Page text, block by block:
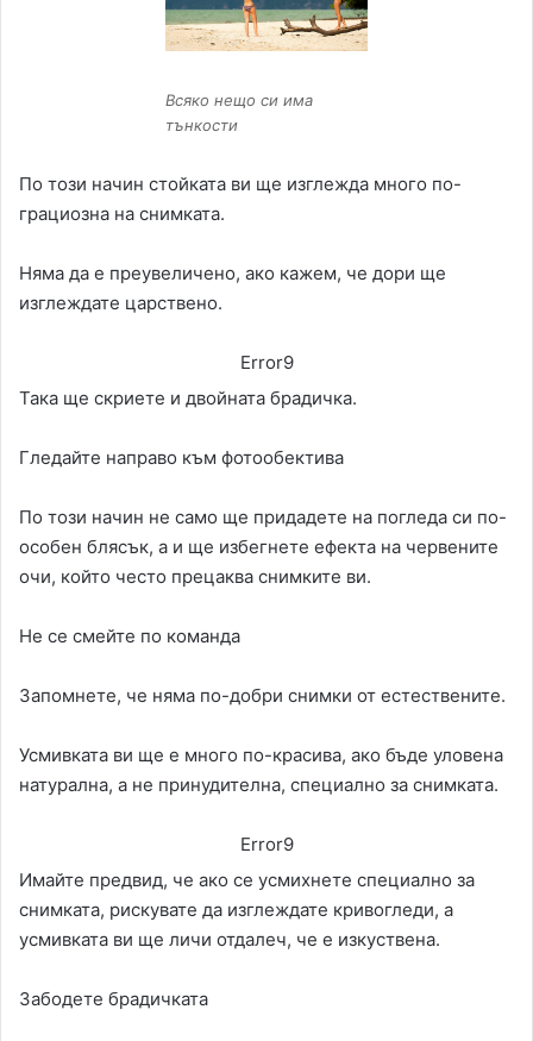
Всяко нещо си има
тънкости
По този начин стойката ви ще изглежда много по-
грациозна на снимката.
Няма да е преувеличено, ако кажем, че дори ще
изглеждате царствено.
Error9
Така ще скриете и двойната брадичка.
Гледайте направо към фотообектива
По този начин не само ще придадете на погледа си по-
особен блясък, а и ще избегнете ефекта на червените
очи, който често прецаква снимките ви.
Не се смейте по команда
Запомнете, че няма по-добри снимки от естествените.
Усмивката ви ще е много по-красива, ако бъде уловена
натурална, а не принудителна, специално за снимката.
Error9
Имайте предвид, че ако се усмихнете специално за
снимката, рискувате да изглеждате кривогледи, а
усмивката ви ще личи отдалеч, че е изкуствена.
Забодете брадичката